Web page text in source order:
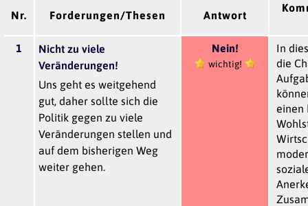
Nr. Forderungen/Thesen Antwort
1
Nicht zu viele
Veränderungen!
Uns geht es weitgehend
gut, daher sollte sich die
Politik gegen zu viele
Veränderungen stellen und
auf dem bisherigen Weg
weiter gehen.
Nein!
wichtig!
In
die
einen